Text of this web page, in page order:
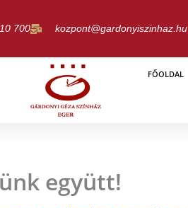
700 kozpont@gardonyiszinhaz.hu
FŐOLDAL
együtt!